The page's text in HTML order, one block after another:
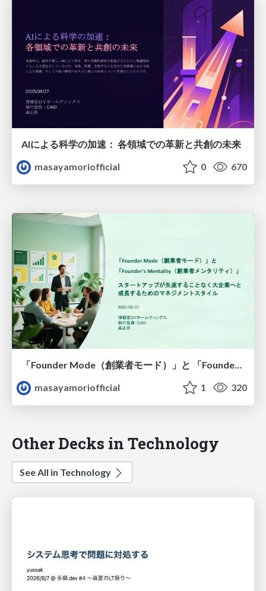
AIによる科学の加速： 各領域での革新と共創の未来
masayamoriofficial
0 670
「Founder Mode（創業者モード）」と 「Founder's Mentality（創業者メンタリティ）」
masayamoriofficial
1 320
Other Decks in Technology
See All in Technology